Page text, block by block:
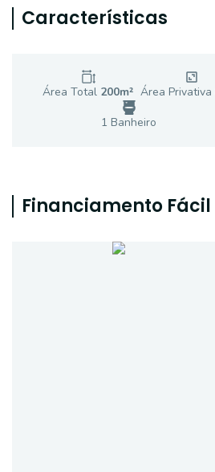
Características
Área Total 200m² Área Privativa
1 Banheiro
Financiamento Fácil